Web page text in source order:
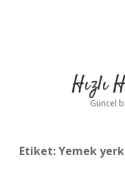
Hızlı
Güncel
Etiket:Yemek